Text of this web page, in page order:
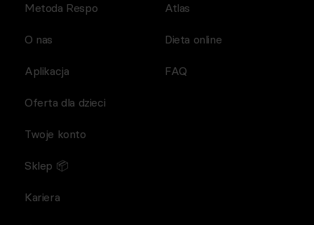
Metoda Respo
O nas
Aplikacja
Atlas
Dieta online
FAQ
Oferta dla dzieci
Twoje konto
Sklep 📦
Kariera